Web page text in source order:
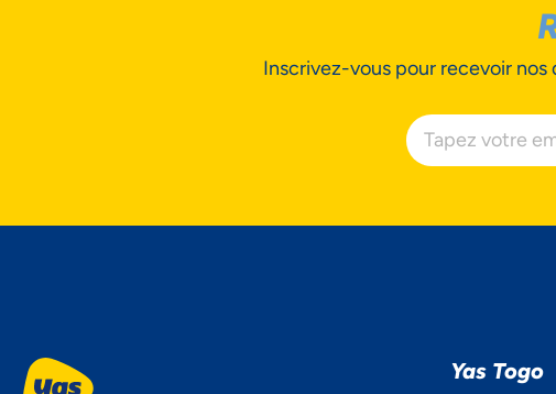
Inscrivez-vous pour recevoir
Yas Togo
Accepter